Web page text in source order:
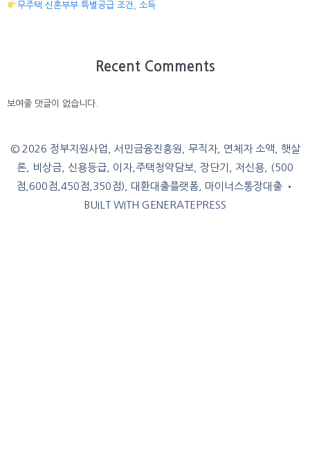
무주택 신혼부부 특별공급 조건, 소득
Recent Comments
보여줄 댓글이 없습니다.
© 2026 정부지원사업, 서민금융진흥원, 무직자, 연체자 소액, 햇살
론, 비상금, 신용등급, 이자,주택청약담보, 장단기, 저신용, (500
점,600점,450점,350점), 대환대출플랫폼, 마이너스통장대출 •
BUILT WITH GENERATEPRESS